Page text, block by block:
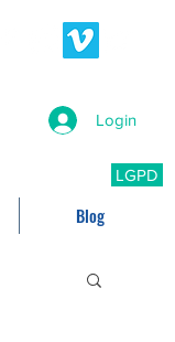
Login
LGPD
Blog